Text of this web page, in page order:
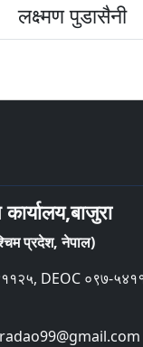
लक्ष्मण पुडासैनी
प्रदेश, नेपाल)
DEOC ०९७-